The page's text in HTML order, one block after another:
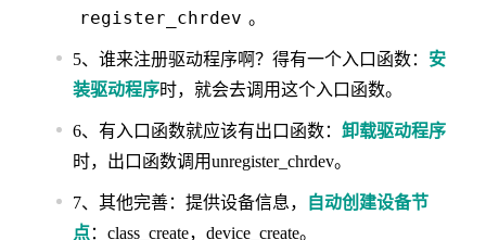
register_chrdev 。
5、谁来注册驱动程序啊？得有一个入口函数： 安
装驱动程序时，就会去调用这个入口函数。
6、有入口函数就应该有出口函数： 卸载驱动程序
时，出口函数调用unregister_chrdev。
7、其他完善：提供设备信息，
自动创建设备节
点：class_create，device_create。